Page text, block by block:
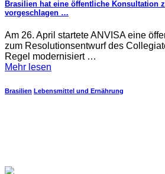
Brasilien hat eine öffentliche Konsultation
vorgeschlagen …
Am 26. April startete ANVISA eine
zum Resolutionsentwurf des
Regel modernisiert …
Mehr lesen
Brasilien Lebensmittel und Ernährung